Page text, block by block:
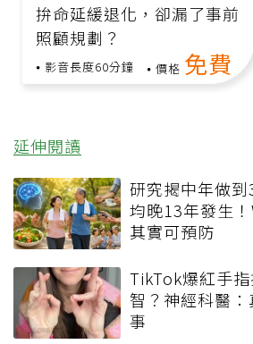
拚命延緩退化，卻漏了事前
照顧規劃？
影音長度60分鐘 價格 免費
延伸閱讀
研究揭中年做
均晚13年發生
其實可預防
TikTok爆紅手
智？神經科醫
事